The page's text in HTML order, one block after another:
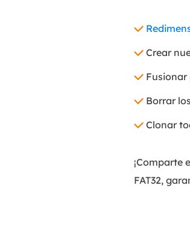
Crear
Borrar
Clonar
¡Comparte
FAT32,